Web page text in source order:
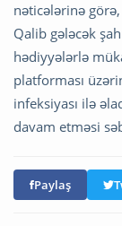
nəticələrinə
Qalib gələcək
hədiyyələrlə
platforması
infeksiyası ilə
davam etməsi
Paylaş